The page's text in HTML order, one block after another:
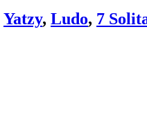
Yatzy, Ludo, 7